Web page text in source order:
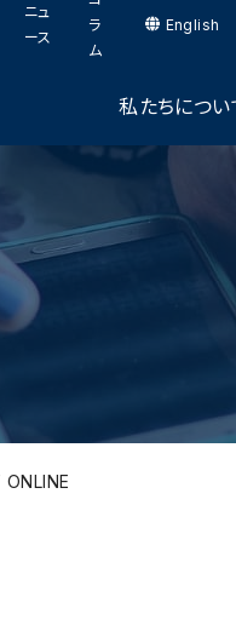
私たちについ
ニュ
ース
ラ
ム
English
ONLINE
u
e